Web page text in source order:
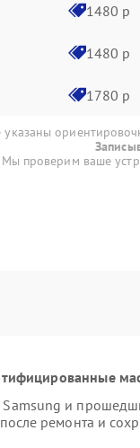
1480 р
1480 р
1780 р
Мы проверим ваше
Samsung и
ремонта и